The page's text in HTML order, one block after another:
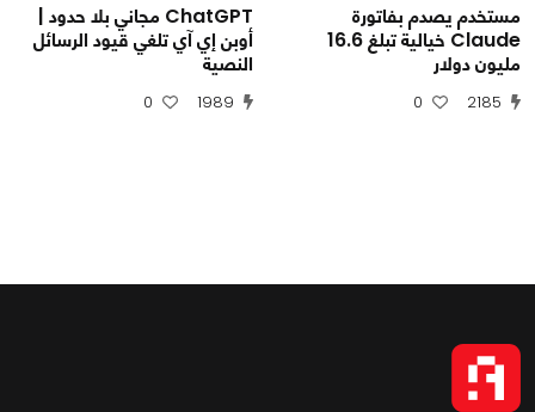
مستخدم يصدم بفاتورة
Claude خيالية تبلغ 16.6
مليون دولار
2185
0
ChatGPT مجاني بلا حدود |
أوبن إي آي تلغي قيود الرسائل
النصية
1989
0